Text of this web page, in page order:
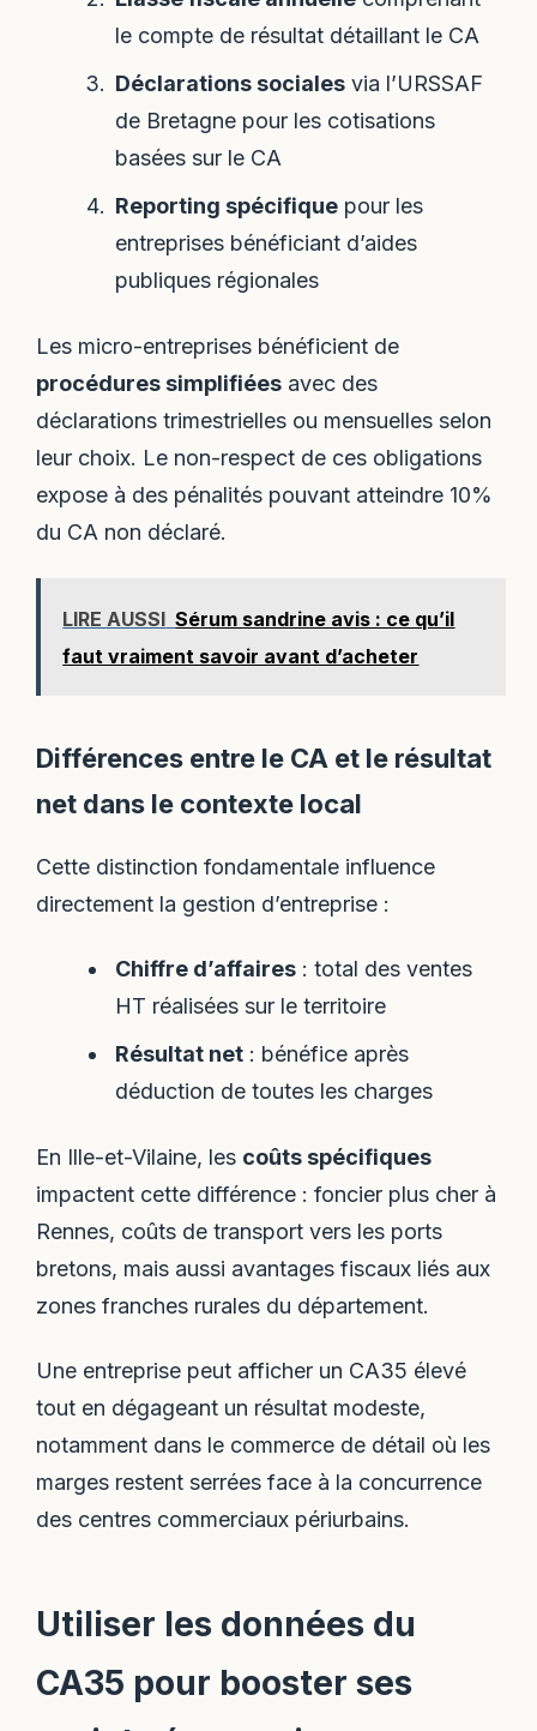
le compte de résultat détaillant le CA
Déclarations socialesvia l’URSSAF
de Bretagne pour les cotisations
basées sur le CA
Reporting spécifiquepour les
entreprises bénéficiant d’aides
publiques régionales
Les micro-entreprises bénéficient de
procédures simplifiées avec des
déclarations trimestrielles ou mensuelles selon
leur choix. Le non-respect de ces obligations
expose à des pénalités pouvant atteindre 10%
du CA non déclaré.
LIRE AUSSI Sérum sandrine avis : ce qu’il
faut vraiment savoir avant d’acheter
Différences entre le CA et le résultat
net dans le contexte local
Cette distinction fondamentale influence
directement la gestion d’entreprise :
Chiffre d’affaires: total des ventes
HT réalisées sur le territoire
Résultat net: bénéfice après
déduction de toutes les charges
En Ille-et-Vilaine, les coûts spécifiques
impactent cette différence : foncier plus cher à
Rennes, coûts de transport vers les ports
bretons, mais aussi avantages fiscaux liés aux
zones franches rurales du département.
Une entreprise peut afficher un CA35 élevé
tout en dégageant un résultat modeste,
notamment dans le commerce de détail où les
marges restent serrées face à la concurrence
des centres commerciaux périurbains.
Utiliser les données du
CA35 pour booster ses